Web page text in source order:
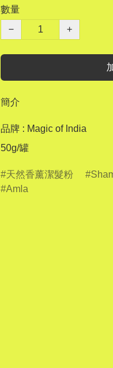
數量
−
+
簡介
品牌 : Magic of India
天然香薰潔髮粉
Amla